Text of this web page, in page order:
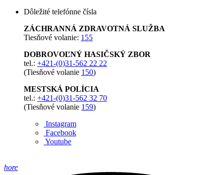
Dôležité telefónne čísla
ZÁCHRANNÁ ZDRAVOTNÁ SLUŽBA
Tiesňové volanie: 155
DOBROVOĽNÝ HASIČSKÝ ZBOR
tel.: +421-(0)31-562 22 22
(Tiesňové volanie 150)
MESTSKÁ POLÍCIA
tel.: +421-(0)31-562 32 70
(Tiesňové volanie 159)
Instagram
Facebook
Youtube
hore